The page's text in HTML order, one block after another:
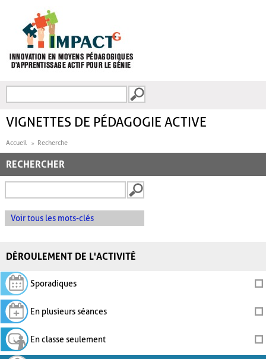
FORMULAIRE DE
VIGNETTES DE PÉDAGOGIE ACTIVE
Accueil Recherche
RECHERCHER
Voir tous les mots-clés
DÉROULEMENT DE L'ACTIVITÉ
Sporadiques
En plusieurs séances
En classe seulement